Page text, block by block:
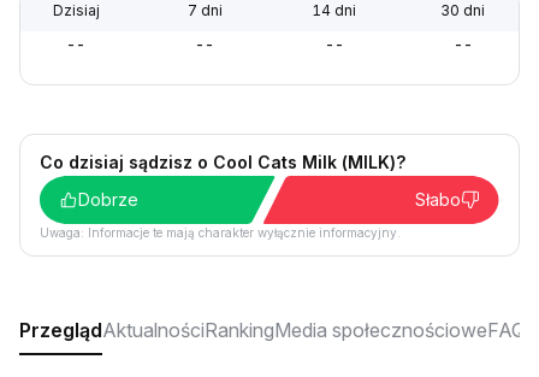
Dzisiaj 7 dni 14 dni 30 dni
-- -- -- --
Co dzisiaj sądzisz o Cool Cats Milk (MILK)?
Dobrze
Słabo
Uwaga: Informacje te mają charakter wyłącznie informacyjny.
PrzeglądAktualnościRankingMedia społecznościoweFAQ